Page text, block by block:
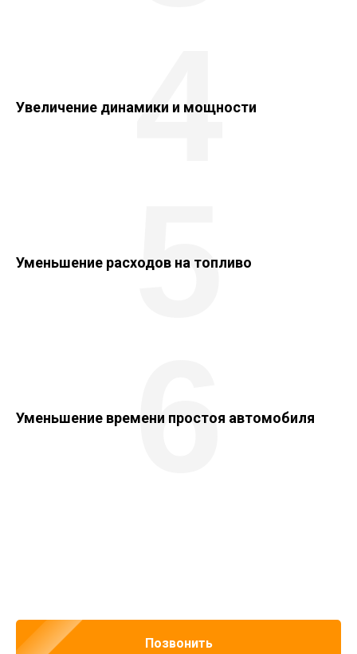
Увеличение динамики и мощности
4
Уменьшение расходов на топливо
5
Уменьшение времени простоя автомобиля
6
Позвонить